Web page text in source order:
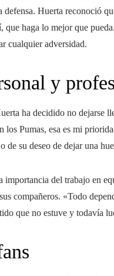
defensa. Huerta reconoció
que haga lo mejor que
cualquier adversidad.
y
ha decidido no dejarse
los Pumas, esa es mi
de su deseo de dejar una
importancia del trabajo en
compañeros. «Todo
que no estuve y todavía